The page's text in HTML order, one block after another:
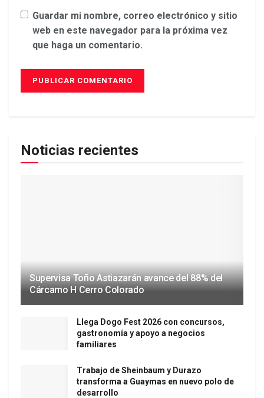
Guardar mi nombre, correo electrónico y sitio
web en este navegador para la próxima vez
que haga un comentario.
Noticias recientes
Supervisa Toño Astiazarán avance del 88% del
Cárcamo H Cerro Colorado
Llega Dogo Fest 2026 con concursos,
gastronomía y apoyo a negocios
familiares
Trabajo de Sheinbaum y Durazo
transforma a Guaymas en nuevo polo de
desarrollo